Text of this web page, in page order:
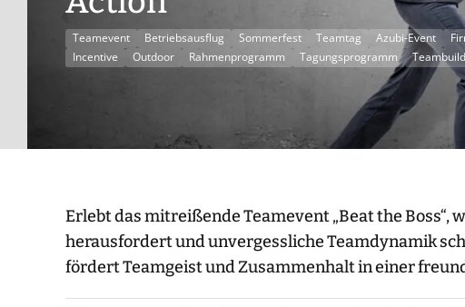
Teamevent Betriebsausflug Sommerfest Teamtag Azubi-Event
Incentive
Outdoor Rahmenprogramm Tagungsprogramm
Erlebt das mitreißende Teamevent „Beat the Boss“,
herausfordert und unvergessliche Teamdynamik
fördert Teamgeist und Zusammenhalt in einer